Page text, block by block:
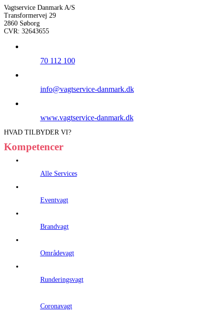
Vagtservice Danmark A/S
Transformervej 29
2860 Søborg
CVR: 32643655
70 112 100
info@vagtservice-danmark.dk
www.vagtservice-danmark.dk
HVAD TILBYDER VI?
Kompetencer
Alle Services
Eventvagt
Brandvagt
Områdevagt
Runderingsvagt
Coronavagt